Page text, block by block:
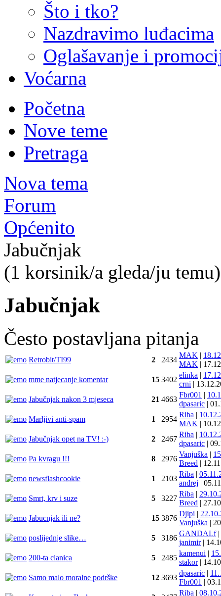
Što i tko?
Nazdravimo luđacima
Oglašavanje i
Voćarna
Početna
Nove teme
Pretraga
Nova tema
Forum
Općenito
Jabučnjak
(1 korsinik/a gleda/ju
Jabučnjak
Često postavljana pitanja
Retrobit/TI99 2 2434
MAK |
MAK |
mme natjecanje komentar
15 3402
elinka |
crni |
Jabučnjak nakon 3 mjeseca
21 4663
Fbr001 |
dpasaric |
Marljivi anti-spam
1 2954
Riba |
MAK |
Jabučnjak opet na TV! :-)
2 2467
Riba |
dpasaric |
Pa kvragu !!!
8 2976
Vanjuška |
Breed |
newsflashcookie
1 2103
Riba |
andrej |
Smrt, krv i suze
5 3227
Riba |
Breed |
Jabucnjak ili ne?
15 3876
Djipi |
Vanjuška |
poslijednje slike…
5 3186
GANDALf |
janimir |
200-ta clanica
5 2485
kamenui |
stakor |
Samo malo moralne podrške
12 3693
dpasaric |
Fbr001 |
Riba |